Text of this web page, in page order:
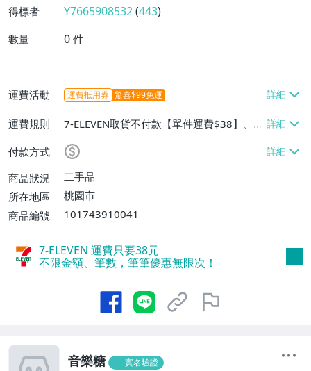
得標者 Y7665908532(443)
數量 0件
運費活動 運費抵用券 驚喜$99免運
運費規則
7-ELEVEN取貨不付款【單件運費$38】、郵
局掛號【單件運費$60】
付款方式
商品狀況
二手品
所在地區
桃園市
商品編號
101743910041
7-ELEVEN 運費只要38元
不限金額、筆數，筆筆優惠無限次！
音樂糖 實名驗證